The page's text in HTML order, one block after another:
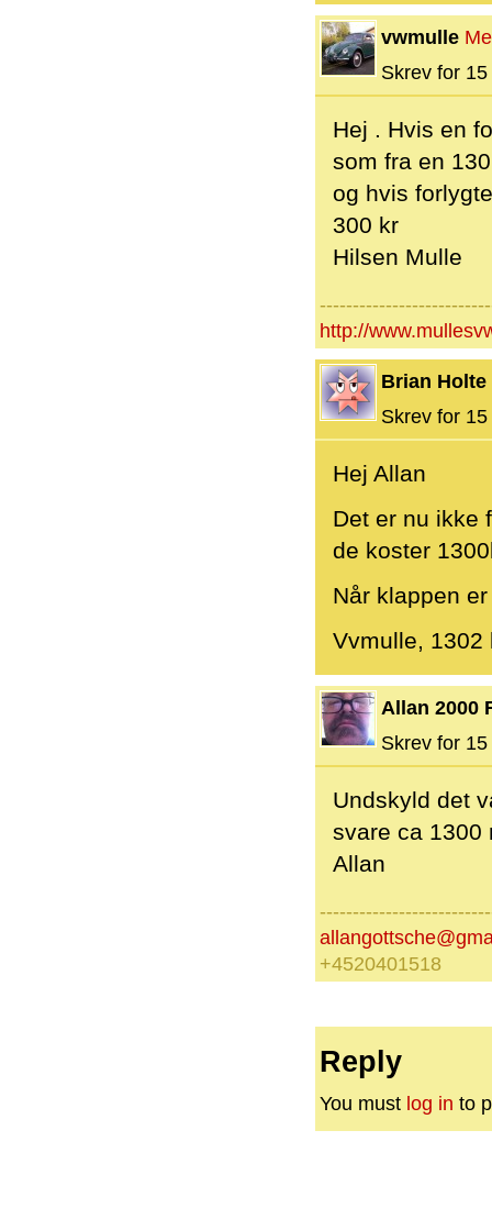
vwmulle
Skrev for
Hej . Hvis en
som fra en
og hvis
300 kr
Hilsen Mulle
http://
Brian Holte
Skrev for
Hej Allan
Det er nu ikke
de koster
Når klappen
Vvmulle,
Allan 2000
Skrev for
Undskyld det
svare ca 1300
Allan
+4520401518
Reply
You must log in to